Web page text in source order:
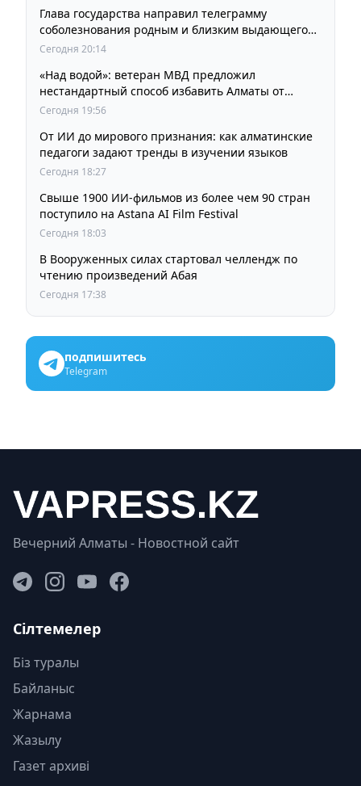
Глава государства направил телеграмму
соболезнования родным и близким выдающегося
кинорежиссера Ардака Амиркулова
Сегодня 20:14
«Над водой»: ветеран МВД предложил
нестандартный способ избавить Алматы от
пробок и смога
Сегодня 19:56
От ИИ до мирового признания: как алматинские
педагоги задают тренды в изучении языков
Сегодня 18:27
Свыше 1900 ИИ-фильмов из более чем 90 стран
поступило на Astana AI Film Festival
Сегодня 18:03
В Вооруженных силах стартовал челлендж по
чтению произведений Абая
Сегодня 17:38
подпишитесь
Telegram
Вечерний Алматы - Новостной сайт
Сілтемелер
Біз туралы
Байланыс
Жарнама
Жазылу
Газет архиві